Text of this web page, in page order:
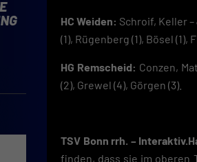
HC Weiden: Schroif, Keller
(1), Rügenberg (1), Bösel (1),
HG Remscheid: Conzen,
(2), Grewel (4), Görgen (3).
TSV Bonn rrh. –
finden, dass sie im oberen
Mit